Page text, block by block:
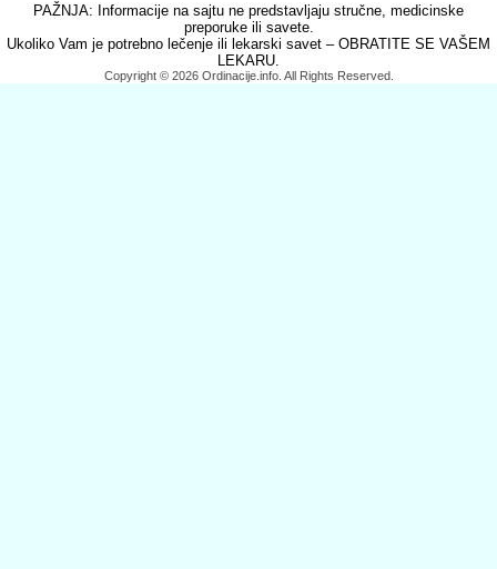
PAŽNJA: Informacije na sajtu ne predstavljaju stručne, medicinske
preporuke ili savete.
Ukoliko Vam je potrebno lečenje ili lekarski savet – OBRATITE SE VAŠEM
LEKARU.
Copyright © 2026 Ordinacije.info. All Rights Reserved.